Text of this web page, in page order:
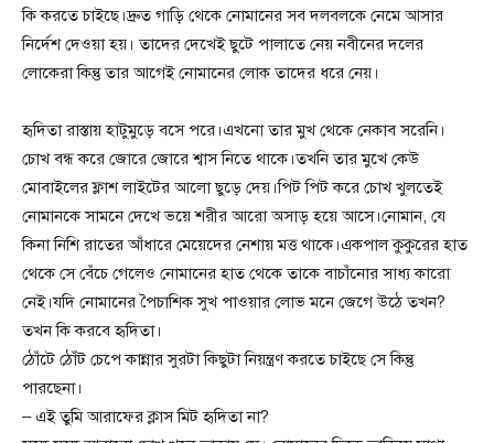
কি করতে চাইছে।দ্রুত গাড়ি থেকে নোমানের সব দলবলকে নেমে আসার
নির্দেশ দেওয়া হয়। তাদের দেখেই ছুটে পালাতে নেয় নবীনের দলের
লোকেরা কিন্তু তার আগেই নোমানের লোক তাদের ধরে নেয়।
হৃদিতা রাস্তায় হাটুমুড়ে বসে পরে।এখনো তার মুখ থেকে নেকাব সরেনি।
চোখ বন্ধ করে জোরে জোরে শ্বাস নিতে থাকে।তখনি তার মুখে কেউ
মোবাইলের ফ্লাশ লাইটের আলো ছুড়ে দেয়।পিট পিট করে চোখ খুলতেই
নোমানকে সামনে দেখে ভয়ে শরীর আরো অসাড় হয়ে আসে।নোমান, যে
কিনা নিশি রাতের আঁধারে মেয়েদের নেশায় মত্ত থাকে।একপাল কুকুরের হাত
থেকে সে বেঁচে গেলেও নোমানের হাত থেকে তাকে বাচাঁনোর সাধ্য কারো
নেই।যদি নোমানের পৈচাশিক সুখ পাওয়ার লোভ মনে জেগে উঠে তখন?
তখন কি করবে হৃদিতা।
ঠোঁটে ঠোঁট চেপে কান্নার সুরটা কিছুটা নিয়ন্ত্রণ করতে চাইছে সে কিন্তু
পারছেনা।
– এই তুমি আরাফের ক্লাস মিট হৃদিতা না?